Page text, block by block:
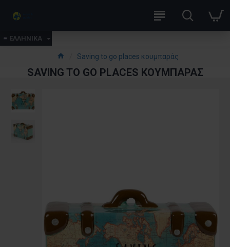
ΕΛΛΗΝΙΚΑ
Saving to go places κουμπαράς
SAVING TO GO PLACES ΚΟΥΜΠΑΡΆΣ